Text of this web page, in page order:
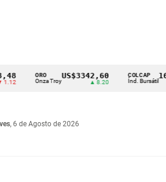
Onza Troy
US$3342,60
▲ 8.20
COLCAP
Índ. Bursátil
, 6 de Agosto de 2026